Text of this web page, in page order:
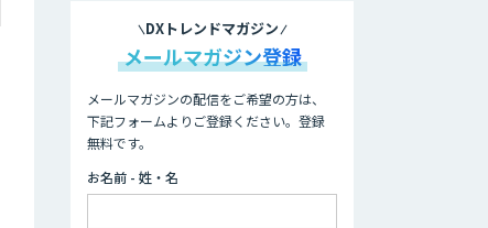
DXトレンドマガジン
メールマガジン登録
メールマガジンの配信をご希望の方は、
下記フォームよりご登録ください。登録
無料です。
お名前 - 姓・名